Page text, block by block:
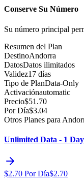
Conserve Su Número
Su número principal
Resumen del Plan
DestinoAndorra
DatosDatos ilimitados
Validez17 días
Tipo de PlanData-Only
Activaciónautomatic
Precio$51.70
Por Día$3.04
Otros Planes para
Unlimited Data - 1
$2.70 Por Día$2.70